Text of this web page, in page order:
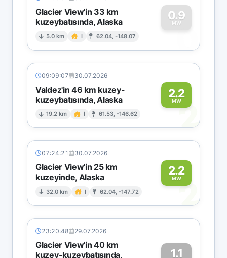
Glacier View'in 33 km
kuzeybatısında, Alaska
5.0 km I 62.04, -148.07
0.9
MW
0
09:09:07 30.07.2026
Valdez'in 46 km kuzey-
kuzeybatısında, Alaska
19.2 km I 61.53, -146.62
2.2
MW2
07:24:21 30.07.2026
Glacier View'in 25 km
kuzeyinde, Alaska
32.0 km I 62.04, -147.72
2.2
MW
2
23:20:48 29.07.2026
Glacier View'in 40 km
kuzey-kuzeybatısında,
1.1